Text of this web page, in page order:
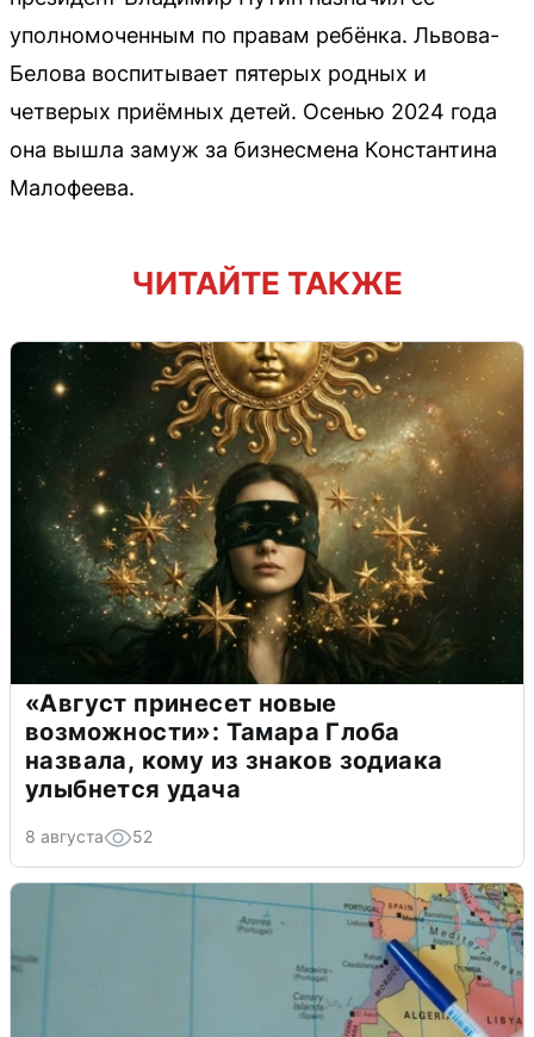
уполномоченным по правам ребёнка. Львова-
Белова воспитывает пятерых родных и
четверых приёмных детей. Осенью 2024 года
она вышла замуж за бизнесмена Константина
Малофеева.
ЧИТАЙТЕ ТАКЖЕ
«Август принесет новые
возможности»: Тамара Глоба
назвала, кому из знаков зодиака
улыбнется удача
8 августа 52